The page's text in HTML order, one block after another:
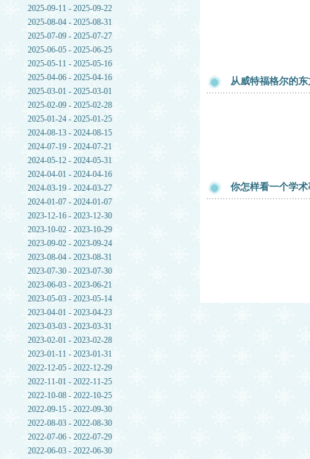
2025-09-11 - 2025-09-22
2025-08-04 - 2025-08-31
2025-07-09 - 2025-07-27
2025-06-05 - 2025-06-25
2025-05-11 - 2025-05-16
2025-04-06 - 2025-04-16
2025-03-01 - 2025-03-01
2025-02-09 - 2025-02-28
2025-01-24 - 2025-01-25
2024-08-13 - 2024-08-15
2024-07-19 - 2024-07-21
2024-05-12 - 2024-05-31
2024-04-01 - 2024-04-16
2024-03-19 - 2024-03-27
2024-01-07 - 2024-01-07
2023-12-16 - 2023-12-30
2023-10-02 - 2023-10-29
2023-09-02 - 2023-09-24
2023-08-04 - 2023-08-31
2023-07-30 - 2023-07-30
2023-06-03 - 2023-06-21
2023-05-03 - 2023-05-14
2023-04-01 - 2023-04-23
2023-03-03 - 2023-03-31
2023-02-01 - 2023-02-28
2023-01-11 - 2023-01-31
2022-12-05 - 2022-12-29
2022-11-01 - 2022-11-25
2022-10-08 - 2022-10-25
2022-09-15 - 2022-09-30
2022-08-03 - 2022-08-30
2022-07-06 - 2022-07-29
2022-06-03 - 2022-06-30
从威特福格尔的
你怎样看一个学